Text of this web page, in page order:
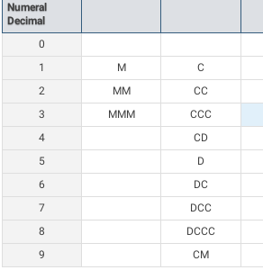
Numeral
Decimal
0
1
M C
2
MM CC
3
MMM CCC
4
CD
5
D
6
DC
7
DCC
8
DCCC
9
CM